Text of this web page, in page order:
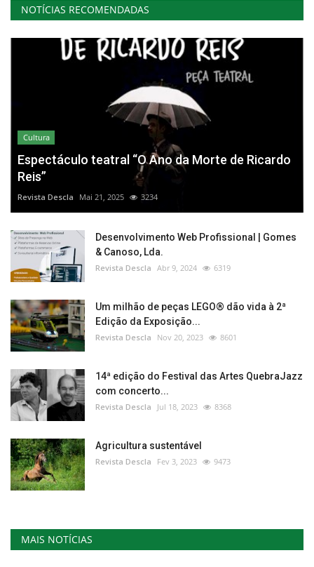
NOTÍCIAS RECOMENDADAS
Cultura
Espectáculo teatral “O Ano da Morte de Ricardo
Reis”
Revista Descla Mai 21, 2025 3234
Desenvolvimento Web Profissional | Gomes
& Canoso, Lda.
Revista Descla Abr 9, 2024 6319
Um milhão de peças LEGO® dão vida à 2ª
Edição da Exposição...
Revista Descla Nov 20, 2023 8601
14ª edição do Festival das Artes QuebraJazz
com concerto...
Revista Descla Jul 18, 2023 8368
Agricultura sustentável
Revista Descla Fev 3, 2023 9473
MAIS NOTÍCIAS